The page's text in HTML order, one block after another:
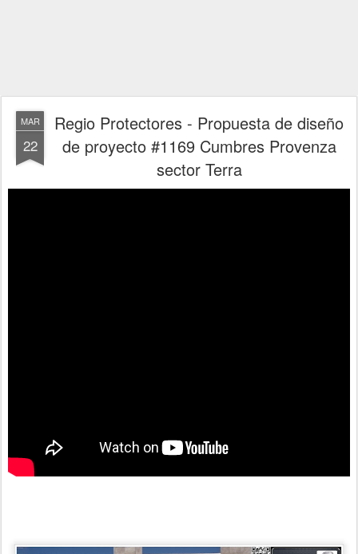
MAR
22
Regio Protectores - Propuesta de diseño
de proyecto #1169 Cumbres Provenza
sector Terra